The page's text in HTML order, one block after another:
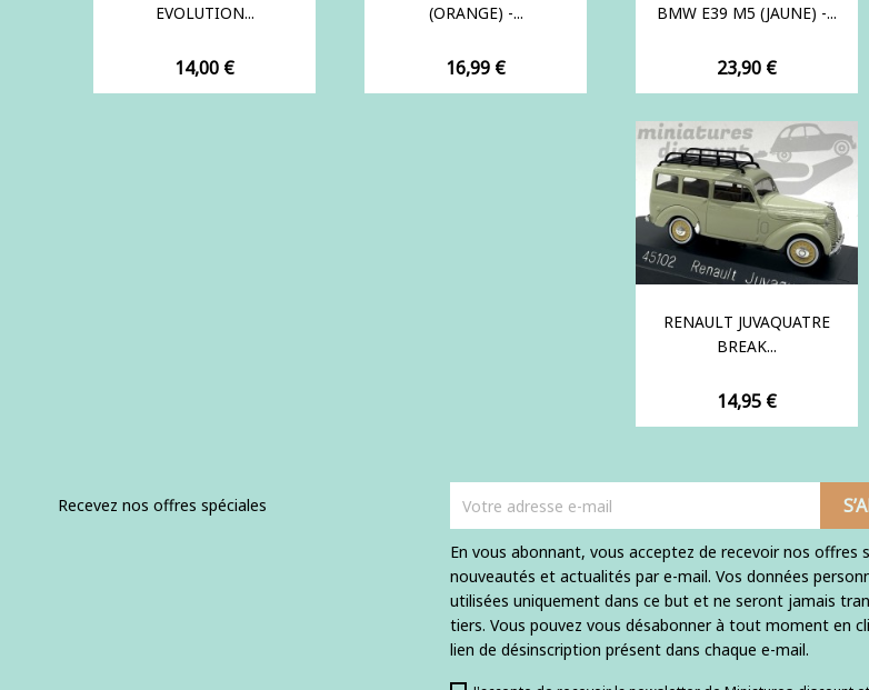
EVOLUTION...
Prix
14,00 €
(ORANGE) -...
Prix
16,99 €
BMW E39 M5 (JAUNE) -...
Prix
23,90 €
RENAULT JUVAQUATRE
BREAK...
Prix
14,95 €
Recevez nos offres spéciales
En vous abonnant, vous acceptez de recevoir nos offres
nouveautés et actualités par e-mail. Vos données
utilisées uniquement dans ce but et ne seront jamais
tiers. Vous pouvez vous désabonner à tout moment en
lien de désinscription présent dans chaque e-mail.